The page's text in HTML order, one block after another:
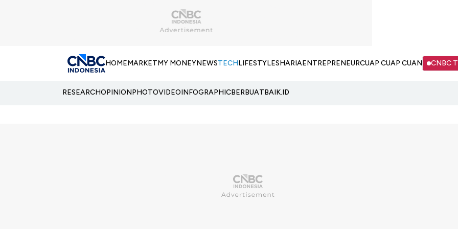
HOMEMARKETMY MONEYNEWSTECHLIFESTYLESHARIAENTREPRENEURCUAP CUAP CUAN CNBC
RESEARCHOPINIONPHOTOVIDEOINFOGRAPHICBERBUATBAIK.ID